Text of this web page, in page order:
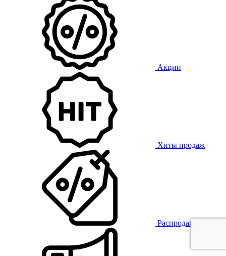
Акции
Хиты продаж
Распродажа